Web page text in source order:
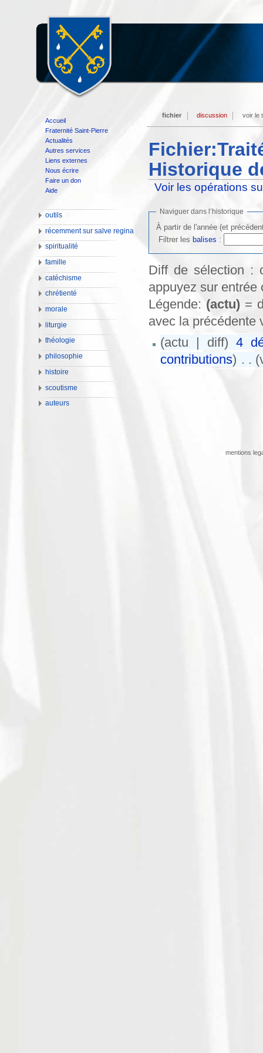
Historique
Voir les opérations
Naviguer dans l’historique
À partir de l'année (et
Filtrer les balises :
Diff de sélection :
appuyez sur entrée
Légende: (actu)=
avec la précédente
(actu | diff) 4
contributions) . .
fichier discussion voir le
Accueil
Fraternité Saint-Pierre
Actualités
Autres services
Liens externes
Nous écrire
Faire un don
Aide
outils
récemment sur salve regina
spiritualité
famille
catéchisme
chrétienté
morale
liturgie
théologie
philosophie
histoire
scoutisme
auteurs
mentions